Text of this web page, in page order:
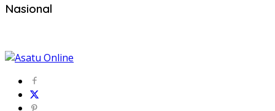
Nasional